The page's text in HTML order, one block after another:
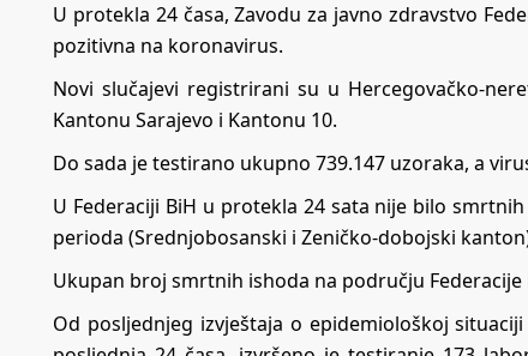
U protekla 24 časa, Zavodu za javno zdravstvo
pozitivna na koronavirus.
Novi slučajevi registrirani su u Hercegovačko-
Kantonu Sarajevo i Kantonu 10.
Do sada je testirano ukupno 739.147 uzoraka, a
U Federaciji BiH u protekla 24 sata nije bilo
perioda (Srednjobosanski i Zeničko-dobojski
Ukupan broj smrtnih ishoda na području Federacije
Оd pоsljеdnjеg izvјеštаја о еpidеmiоlоškој